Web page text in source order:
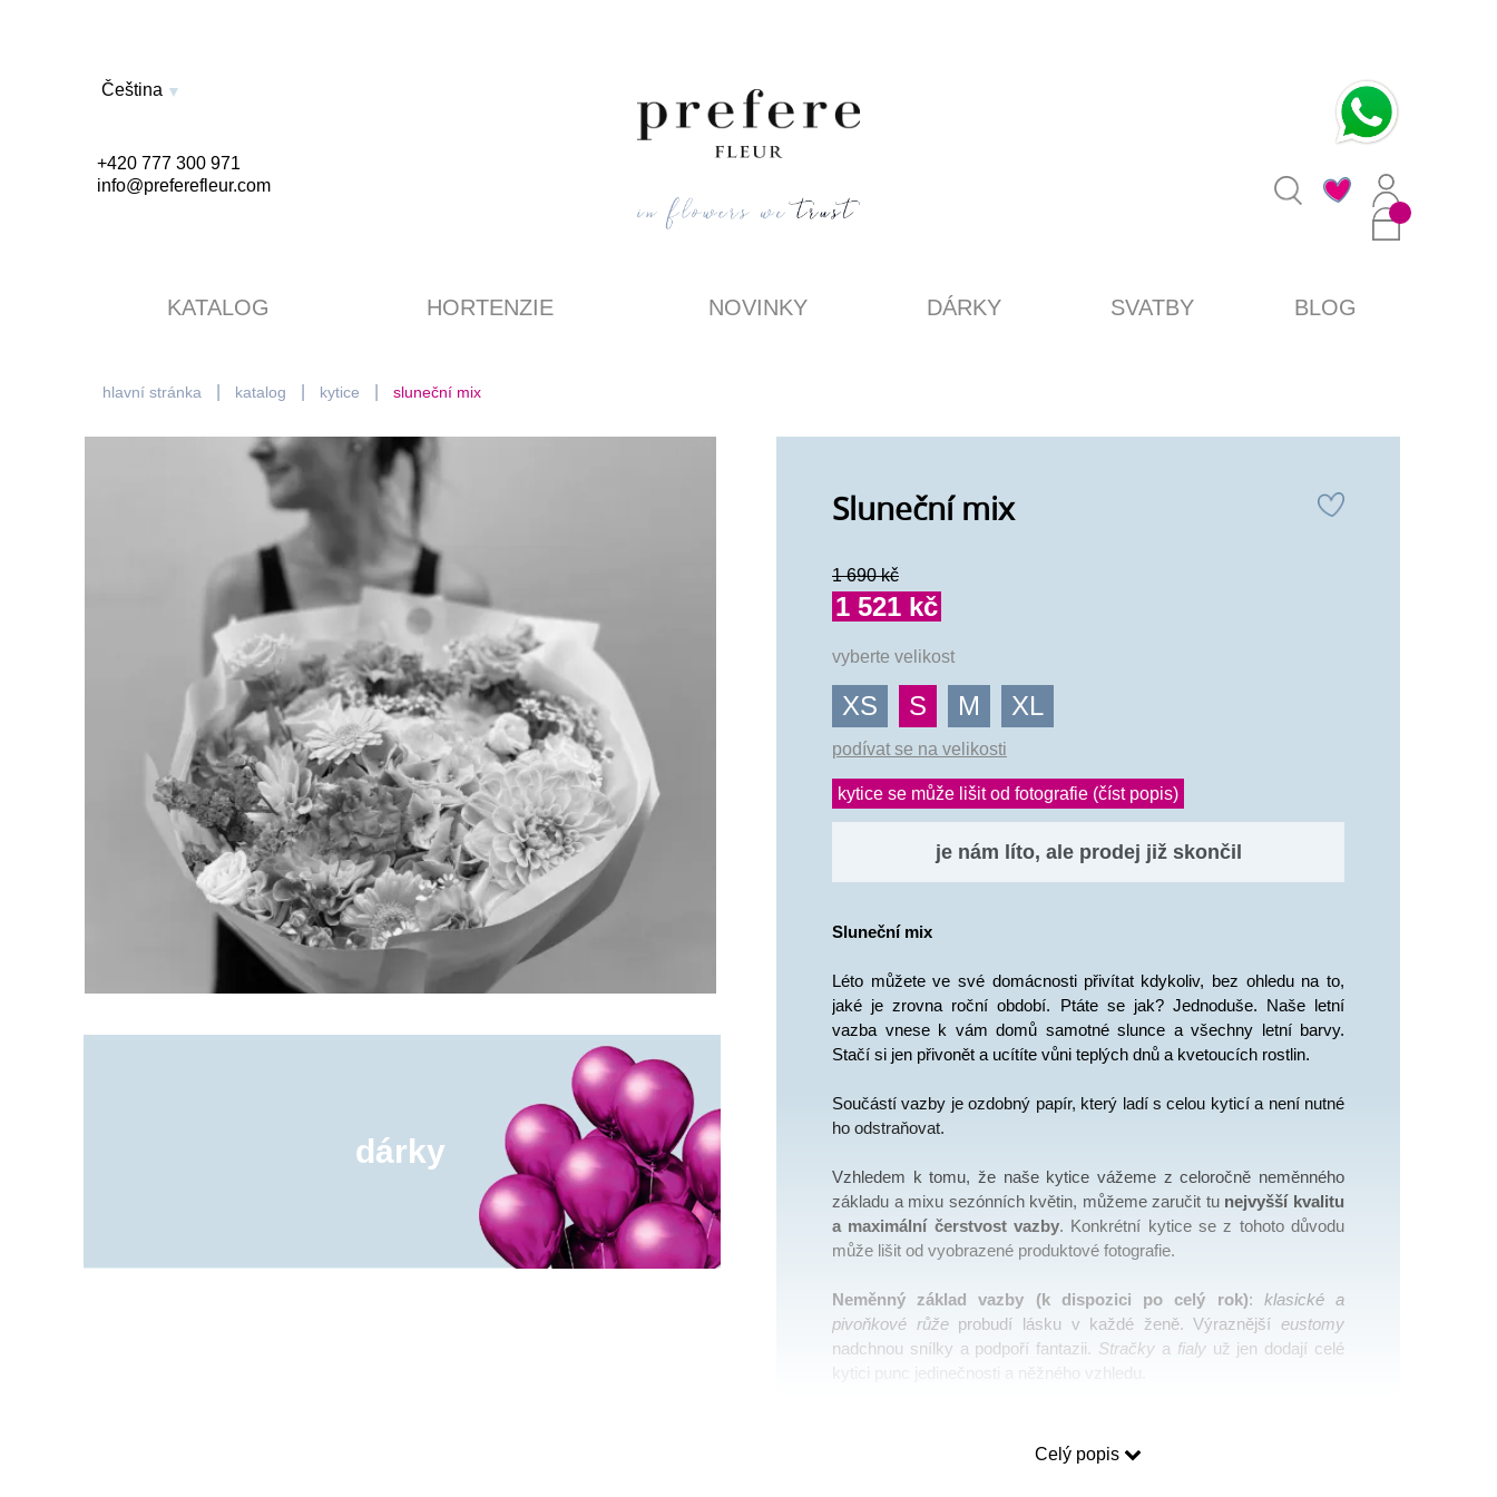
Čeština
+420 777 300 971
info@preferefleur.com
KATALOG HORTENZIE NOVINKY DÁRKY SVATBY BLOG
hlavní stránka katalog kytice sluneční mix
dárky
Sluneční mix
1 690 kč
1 521 kč
vyberte velikost
XS S M XL
podívat se na velikosti
kytice se může lišit od fotografie (číst popis)
je nám líto, ale prodej již skončil
Sluneční mix
Léto můžete ve své domácnosti přivítat kdykoliv, bez ohledu na to,
jaké je zrovna roční období. Ptáte se jak? Jednoduše. Naše letní
vazba vnese k vám domů samotné slunce a všechny letní barvy.
Stačí si jen přivonět a ucítíte vůni teplých dnů a kvetoucích rostlin.
Součástí vazby je ozdobný papír, který ladí s celou kyticí a není nutné
ho odstraňovat.
Vzhledem k tomu, že naše kytice vážeme z celoročně neměnného
základu a mixu sezónních květin, můžeme zaručit tu nejvyšší kvalitu
a maximální čerstvost vazby. Konkrétní kytice se z tohoto důvodu
může lišit od vyobrazené produktové fotografie.
Neměnný základ vazby (k dispozici po celý rok): klasické a
pivoňkové růže probudí lásku v každé ženě. Výraznější eustomy
nadchnou snílky a podpoří fantazii. Stračky a fialy už jen dodají celé
kytici punc jedinečnosti a něžného vzhledu.
Léto – pivoňky, hortenzie, stračkyCelý popis